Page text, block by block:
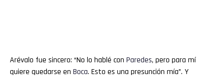
Arévalo fue sincero: “No lo hablé con Paredes, pero para mí
quiere quedarse en Boca. Esto es una presunción mía”. Y